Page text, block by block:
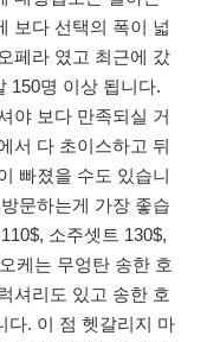
보다 선택의 폭이 넓
페라 였고 최근에 갔
150명 이상 됩니다.
야 보다 만족되실 거
서 다 초이스하고 뒤
빠졌을 수도 있습니
문하는게 가장 좋습
소주셋트 130$,
케는 무엉탄 송한 호
셔리도 있고 송한 호
다. 이 점 헷갈리지 마